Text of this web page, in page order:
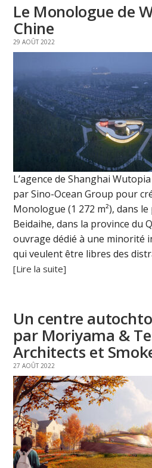
Le Monologue de
Chine
29 AOÛT 2022
L’agence de Shanghai
par Sino-Ocean Group pour
Monologue (1 272 m²), dans
Beidaihe, dans la province du
ouvrage dédié à une minorité
qui veulent être libres des
[Lire la suite]
Un centre
par Moriyama &
Architects et
27 AOÛT 2022